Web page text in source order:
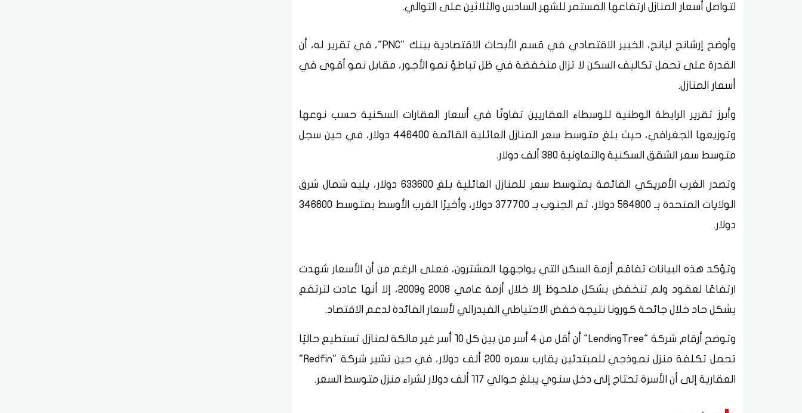
لتواصل أسعار المنازل ارتفاعها المستمر للشهر السادس والثلاثين على التوالي.
وأوضح إرشانج ليانج، الخبير الاقتصادي في قسم الأبحاث الاقتصادية ببنك "PNC"، في تقرير له، أن
القدرة على تحمل تكاليف السكن لا تزال منخفضة في ظل تباطؤ نمو الأجور، مقابل نمو أقوى في
أسعار المنازل.
وأبرز تقرير الرابطة الوطنية للوسطاء العقاريين تفاوتًا في أسعار العقارات السكنية حسب نوعها
وتوزيعها الجغرافي، حيث بلغ متوسط سعر المنازل العائلية القائمة 446400 دولار، في حين سجل
متوسط سعر الشقق السكنية والتعاونية 380 ألف دولار.
وتصدر الغرب الأمريكي القائمة بمتوسط سعر للمنازل العائلية بلغ 633600 دولار، يليه شمال شرق
الولايات المتحدة بـ 564800 دولار، ثم الجنوب بـ 377700 دولار، وأخيرًا الغرب الأوسط بمتوسط 346600
دولار.
وتؤكد هذه البيانات تفاقم أزمة السكن التي يواجهها المشترون، فعلى الرغم من أن الأسعار شهدت
ارتفاعًا لعقود ولم تنخفض بشكل ملحوظ إلا خلال أزمة عامي 2008 و2009، إلا أنها عادت لترتفع
بشكل حاد خلال جائحة كورونا نتيجة خفض الاحتياطي الفيدرالي لأسعار الفائدة لدعم الاقتصاد.
وتوضح أرقام شركة "LendingTree" أن أقل من 4 أسر من بين كل 10 أسر غير مالكة لمنازل تستطيع حاليًا
تحمل تكلفة منزل نموذجي للمبتدئين يقارب سعره 200 ألف دولار، في حين تشير شركة "Redfin"
العقارية إلى أن الأسرة تحتاج إلى دخل سنوي يبلغ حوالي 117 ألف دولار لشراء منزل متوسط السعر.